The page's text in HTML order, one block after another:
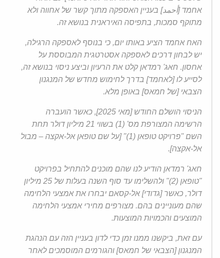
אחמד [أحمد] בעניין האספקה מתוך קשר של אחווה ולא
מתוקף סמכות, בתפיסה האיראנית בנושא זה.
האח אחמד הציע באותו יום, כי בנוסף לאספקה הרגילה,
יש לבחון דרכים לאספקה אסטרטגית המבוססת על
אחסון. חאג' רמדאן קלט את הרעיון וביצע ניסוי בנושא זה,
לסייע לו [לאחמד] בדרך לחימוש מחדש של המנגנון
הצבאי [של חמאס] באופן מלא.
הניסוי הושלם החודש [מאי 2025], כאשר הועברה
הרשימה המצורפת מס' (1) בשווי 21 מיליון דולר תחת
השם "פרויקט טופאן (1)" [על שם טופאן אל-אקצה – מבול
אל-אקצה].
חאג' רמדאן הודיע לנו שהם מוכנים להתחיל בפרויקט
"טופאן (2)" ולהשלימו עד סוף השנה בעלות של 25 מיליון
דולר, כאשר [גדודי] אל-קסאם יבחרו את אמצעי הלחימה
שהם מעוניינים בהם. מצורפים מחירי אמצעי הלחימה
המוצעים והכמויות המוצעות.
עם זאת, ביקשנו ממנו זמן כדי לדון בעניין הזה עם הנהגת
המנגנון [הצבאי של חמאס] והגורמים המוסמכים לאחר